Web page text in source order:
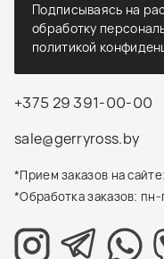
+375 29 391-00-00
sale@gerryross.by
*Прием заказов на
*Обработка заказов:
Подписываясь на
обработку
политикой